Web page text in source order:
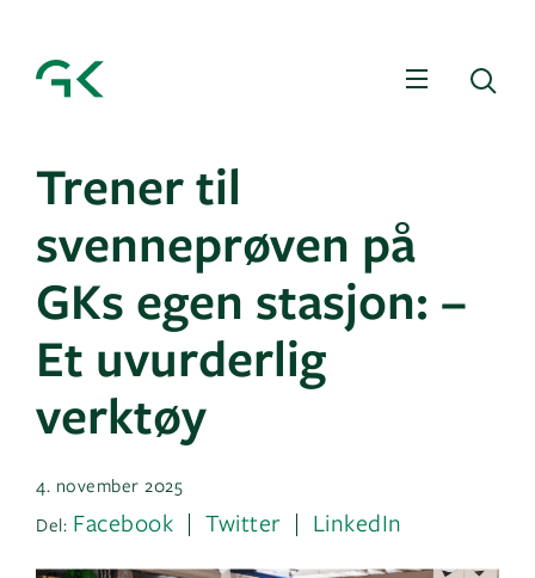
Meny
Trener til
svenneprøven på
GKs egen stasjon: –
Et uvurderlig
verktøy
4. november 2025
Del: Facebook Twitter LinkedIn